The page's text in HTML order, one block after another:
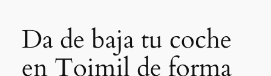
Da de baja tu coche
en Toimil de forma